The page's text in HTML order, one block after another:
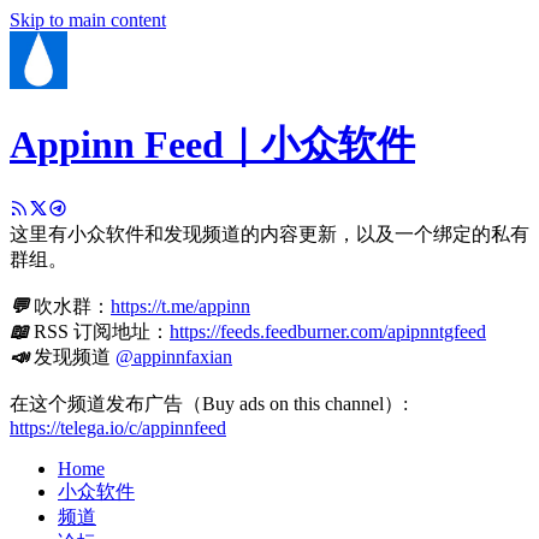
Skip to main content
Appinn Feed｜小众软件
这里有小众软件和发现频道的内容更新，以及一个绑定的私有
群组。
💬吹水群： https://t.me/appinn
📖RSS 订阅地址： https://feeds.feedburner.com/apipnntgfeed
📣发现频道 @appinnfaxian
在这个频道发布广告（Buy ads on this channel）:
https://telega.io/c/appinnfeed
Home
小众软件
频道